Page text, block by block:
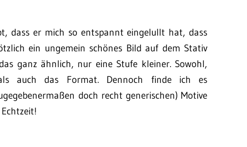
dass er mich so entspannt eingelullt hat, dass
ein ungemein schönes Bild auf dem Stativ
ganz ähnlich, nur eine Stufe kleiner. Sowohl,
auch das Format. Dennoch finde ich es
doch recht generischen) Motive